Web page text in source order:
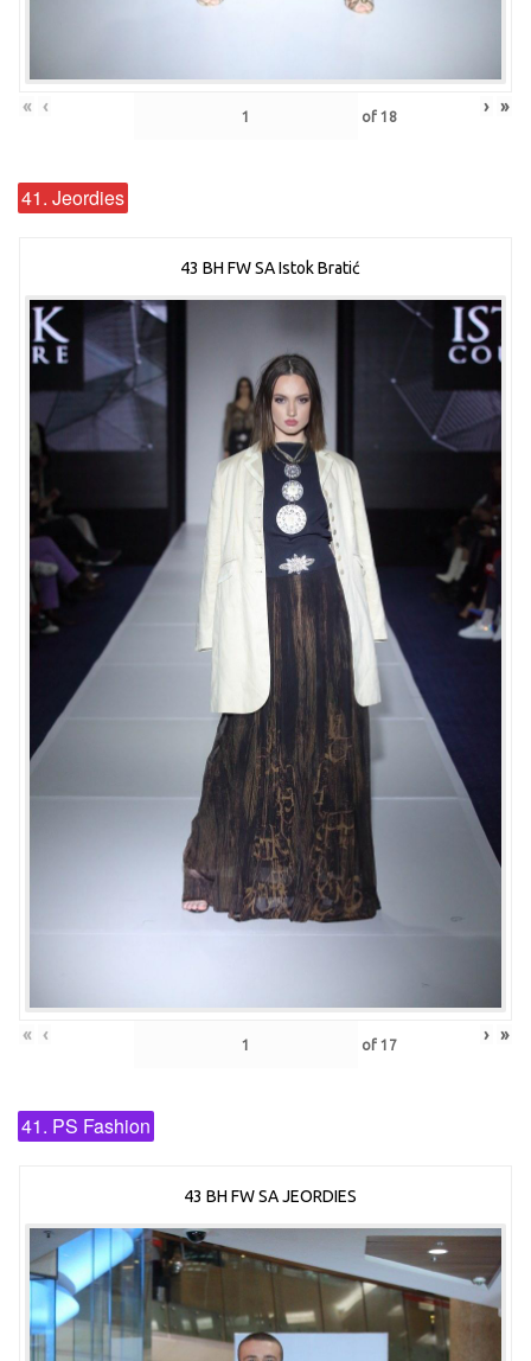
« ‹ of 18 › »
41. Jeordies
43 BH FW SA Istok Bratić
« ‹ of 17 › »
41. PS Fashion
43 BH FW SA JEORDIES